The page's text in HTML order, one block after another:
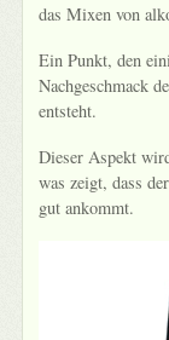
das Mixen von
Ein Punkt, den
Nachgeschmack
entsteht.
Dieser Aspekt
was zeigt, dass
gut ankommt.